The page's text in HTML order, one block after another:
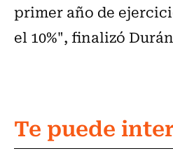
primer año de
el 10%", finalizó
Te puede